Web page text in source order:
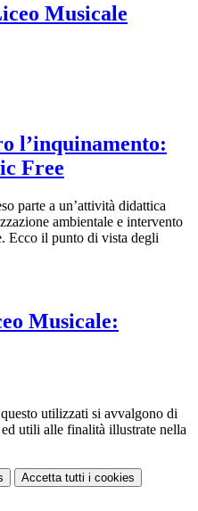
Musicale
l’inquinamento:
Free
parte a un’attività didattica
ambientale e intervento
Ecco il punto di vista degli
Musicale:
utilizzati si avvalgono di
utili alle finalità illustrate nella
Accetta tutti i cookies